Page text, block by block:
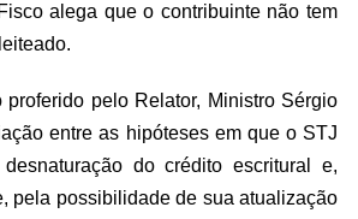
alega que o contribuinte não tem
proferido pelo Relator, Ministro Sérgio
entre as hipóteses em que o STJ
do crédito escritural e,
pela possibilidade de sua atualização